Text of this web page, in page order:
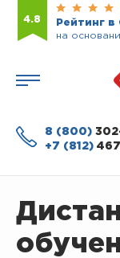
4.8
Рейтинг в
на
8 (800)
+7 (812)